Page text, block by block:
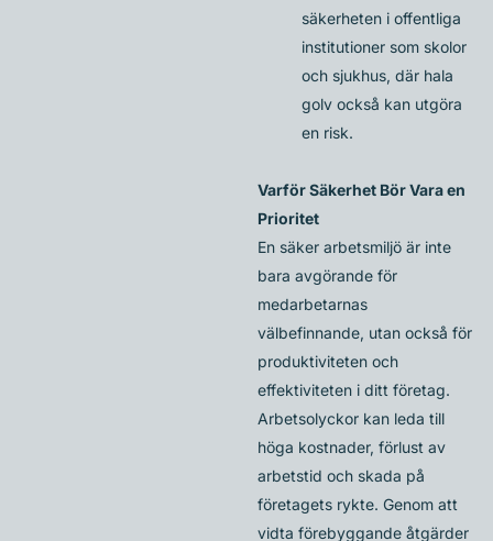
säkerheten i offentliga
institutioner som skolor
och sjukhus, där hala
golv också kan utgöra
en risk.
Varför Säkerhet Bör Vara en
Prioritet
En säker arbetsmiljö är inte
bara avgörande för
medarbetarnas
välbefinnande, utan också för
produktiviteten och
effektiviteten i ditt företag.
Arbetsolyckor kan leda till
höga kostnader, förlust av
arbetstid och skada på
företagets rykte. Genom att
vidta förebyggande åtgärder